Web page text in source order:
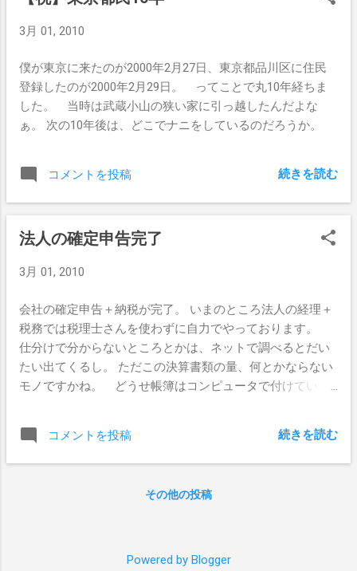
ても、速度取り締まり以外は安心なのですが。。 スタッ
ドレスタイヤより燃費が悪く、ロードノイズもうるさくな
イヤにしようっと。
るってことで、知音食堂に来られたそうで
す。 T兄が東京の反対側に引っ越しされた
ので、お会いする機会が減ってしまうかな
なんて思っていた矢先の再会で、ビックリ
3月 01, 2010
僕が東京に来たのが2000年2月27日、東京都品川区に住民
登録したのが2000年2月29日。 ってことで丸10年経ちま
した。 当時は武蔵小山の狭い家に引っ越したんだよな
ぁ。 次の10年後は、どこでナニをしているのだろうか。
コメントを投稿 続きを読む
法人の確定申告完了
3月 01, 2010
会社の確定申告＋納税が完了。 いまのところ法人の経理＋
税務では税理士さんを使わずに自力でやっております。
仕分けで分からないところとかは、ネットで調べるとだい
たい出てくるし。 ただこの決算書類の量、何とかならない
モノですかね。 どうせ帳簿はコンピュータで付けている
わなくても、いちいち国税さんが調査にこなくても、詳細
まで調べられるのに。 また都税の申告とかも面倒ね。 計
別化を図りたいのだろうけど、国税とは違う切り口でさら
てもいないのだが、提出書類の量などが面倒くさすぎ。
コメントを投稿 続きを読む
その他の投稿
Powered by Blogger